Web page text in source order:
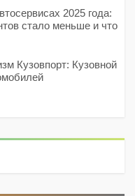
2025 года:
стало меньше и что
Кузовпорт: Кузовной